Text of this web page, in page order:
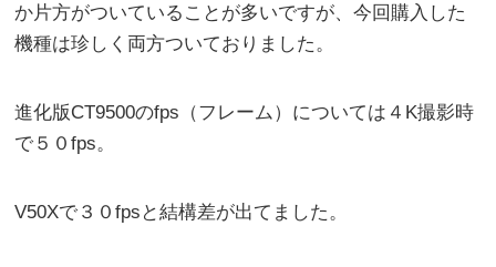
か片方がついていることが多いですが、今回購入した
機種は珍しく両方ついておりました。
進化版CT9500のfps（フレーム）については４K撮影時
で５０fps。
V50Xで３０fpsと結構差が出てました。